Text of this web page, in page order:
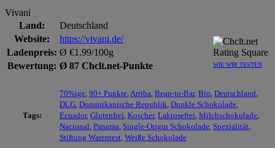
Vivani
Land:
Deutschland
WIE WIR TESTEN
Website:
https://vivani.de/
Ladenpreis: Ø €1.99/100g
Bewertung: Ø 87 Chclt.net-Punkte
Tags:
70%ige 90+ Punkte Arriba Bean-to-Bar, Bio Deutschland
DLG Dominikanische Republik Dunkle Schokolade
Ecuador, Glutenfrei Koscher, Laktosefrei Milchschokolade
Nacional Panama Single-Origin Schokolade Spezialität
Stiftung Warentest Weiße Schokolade